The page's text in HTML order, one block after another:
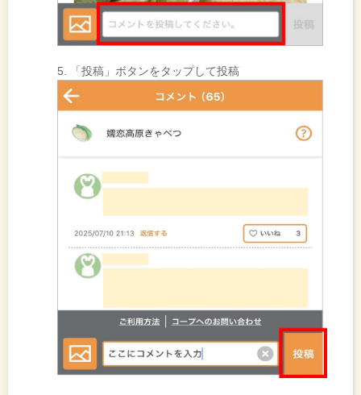
5. 「投稿」ボタンをタップして投稿